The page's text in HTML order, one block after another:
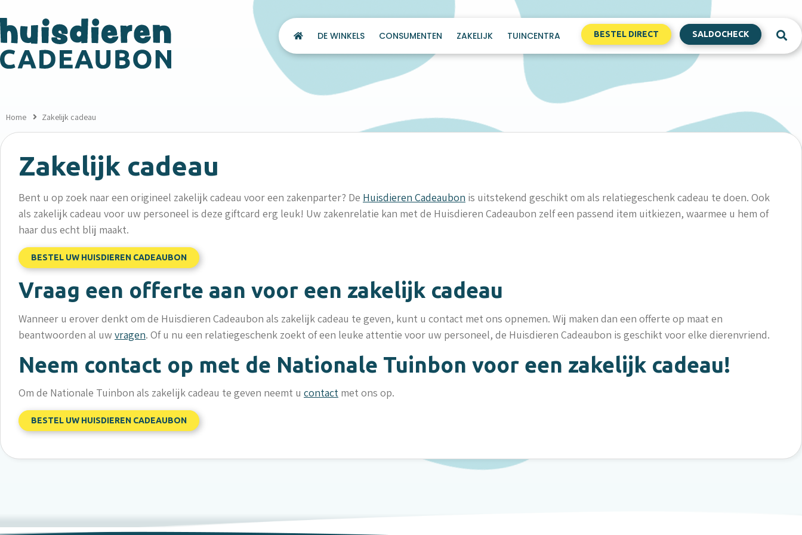
DE WINKELS CONSUMENTEN ZAKELIJK TUINCENTRA BESTEL DIRECT SALDOCHECK
Home Zakelijk cadeau
Zakelijk cadeau
Bent u op zoek naar een origineel zakelijk cadeau voor een zakenparter? De Huisdieren Cadeaubon is uitstekend geschikt om als relatiegeschenk cadeau te doen. Ook
als zakelijk cadeau voor uw personeel is deze giftcard erg leuk! Uw zakenrelatie kan met de Huisdieren Cadeaubon zelf een passend item uitkiezen, waarmee u hem of
haar dus echt blij maakt.
BESTEL UW HUISDIEREN CADEAUBON
Vraag een offerte aan voor een zakelijk cadeau
Wanneer u erover denkt om de Huisdieren Cadeaubon als zakelijk cadeau te geven, kunt u contact met ons opnemen. Wij maken dan een offerte op maat en
beantwoorden al uwvragen. Of u nu een relatiegeschenk zoekt of een leuke attentie voor uw personeel, de Huisdieren Cadeaubon is geschikt voor elke dierenvriend.
Neem contact op met de Nationale Tuinbon voor een zakelijk cadeau!
Om de Nationale Tuinbon als zakelijk cadeau te geven neemt u contact met ons op.
BESTEL UW HUISDIEREN CADEAUBON